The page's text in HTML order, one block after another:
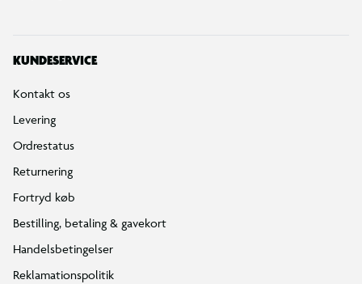
KUNDESERVICE
Kontakt os
Levering
Ordrestatus
Returnering
Fortryd køb
Bestilling, betaling & gavekort
Handelsbetingelser
Reklamationspolitik